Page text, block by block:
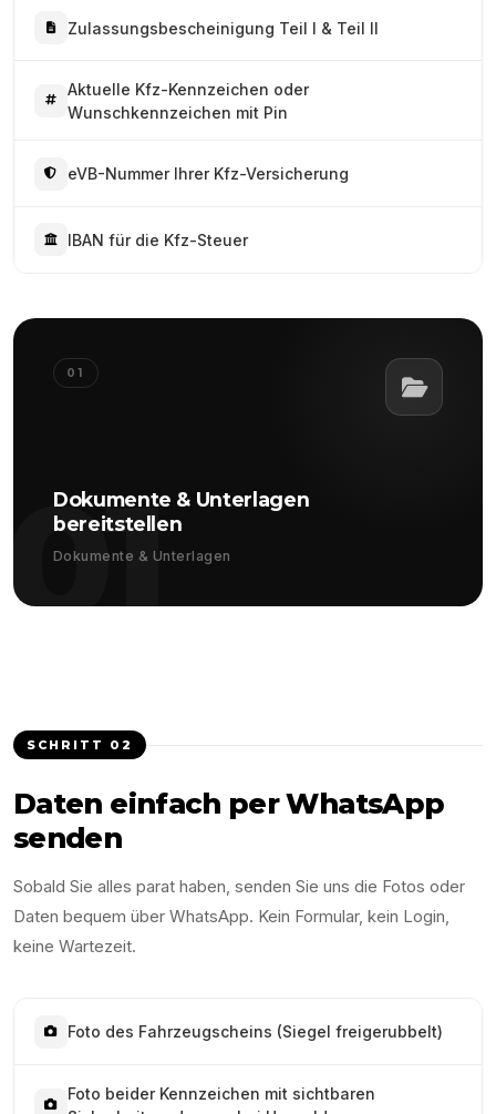
Zulassungsbescheinigung Teil I & Teil II
Aktuelle Kfz-Kennzeichen oder
Wunschkennzeichen mit Pin
eVB-Nummer Ihrer Kfz-Versicherung
IBAN für die Kfz-Steuer
01
01
Dokumente & Unterlagen
bereitstellen
Dokumente & Unterlagen
SCHRITT 02
Daten einfach per WhatsApp
senden
Sobald Sie alles parat haben, senden Sie uns die Fotos oder
Daten bequem über WhatsApp. Kein Formular, kein Login,
keine Wartezeit.
Foto des Fahrzeugscheins (Siegel freigerubbelt)
Foto beider Kennzeichen mit sichtbaren